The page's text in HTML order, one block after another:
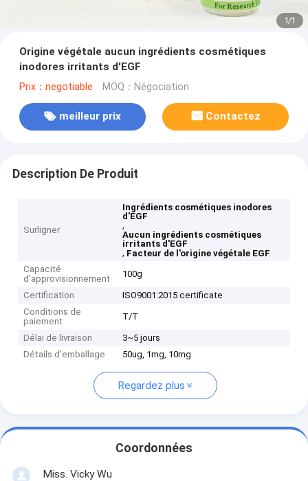
1/1
Origine végétale aucun ingrédients cosmétiques
inodores irritants d'EGF
Prix：negotiable MOQ：Négociation
meilleur prix Contactez
Description De Produit
Surligner
Ingrédients cosmétiques inodores
d'EGF
,
Aucun ingrédients cosmétiques
irritants d'EGF
, Facteur de l'origine végétale EGF
Capacité
d'approvisionnement
100g
Certification
ISO9001:2015 certificate
Conditions de
paiement
T/T
Délai de livraison
3~5 jours
Détails d'emballage
50ug, 1mg, 10mg
Regardez plus
Coordonnées
Miss. Vicky Wu